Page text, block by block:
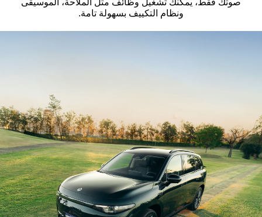
صوتك فقط، يمكنك تشغيل وظائف مثل الملاحة، الموسيقى
ونظام التكييف بسهولة تامة.